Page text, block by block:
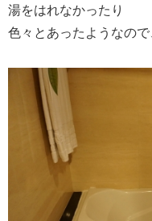
湯をはれなかったり
色々とあったようなので